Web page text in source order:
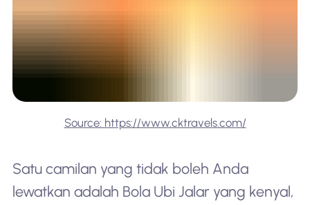
Source: https://www.cktravels.com/
Satu camilan yang tidak boleh Anda
lewatkan adalah Bola Ubi Jalar yang kenyal,